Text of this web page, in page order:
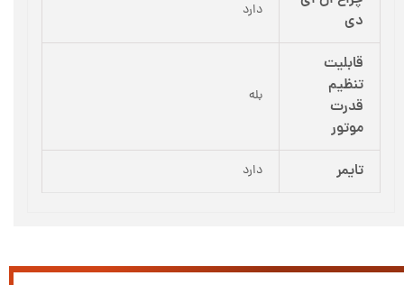
دی
دارد
قابلیت
تنظیم
قدرت
موتور
بله
تایمر دارد